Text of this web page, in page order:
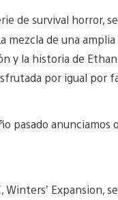
de survival horror,
de una
y la historia de
por igual por
pasado
Expansion,